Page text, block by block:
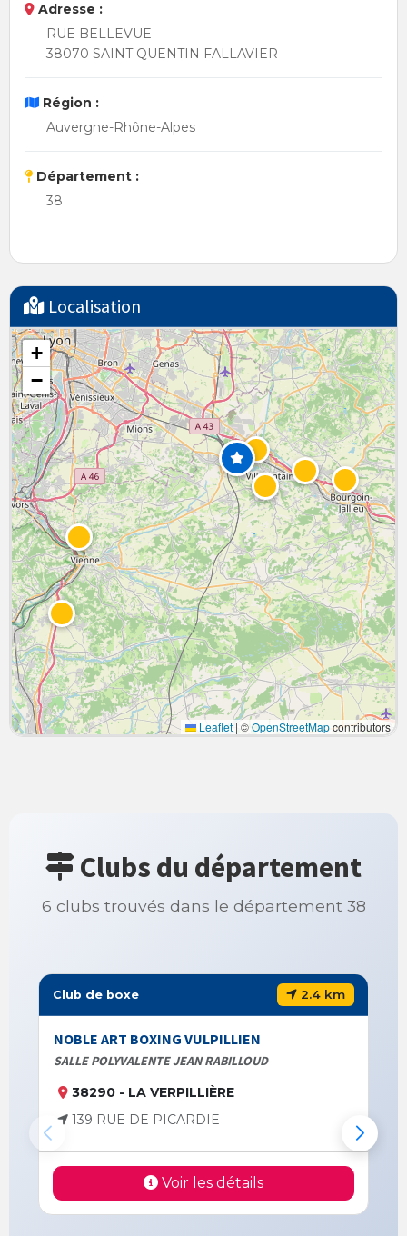
Adresse :
RUE BELLEVUE
38070 SAINT QUENTIN FALLAVIER
Région :
Auvergne-Rhône-Alpes
Département :
38
Localisation
+
−
Leaflet | ©OpenStreetMapcontributors
Clubs du département
6 clubs trouvés dans le département 38
Club de boxe 2.4 km
NOBLE ART BOXING VULPILLIEN
SALLE POLYVALENTE JEAN RABILLOUD
38290 - LA VERPILLIÈRE
139 RUE DE PICARDIE
Voir les détails